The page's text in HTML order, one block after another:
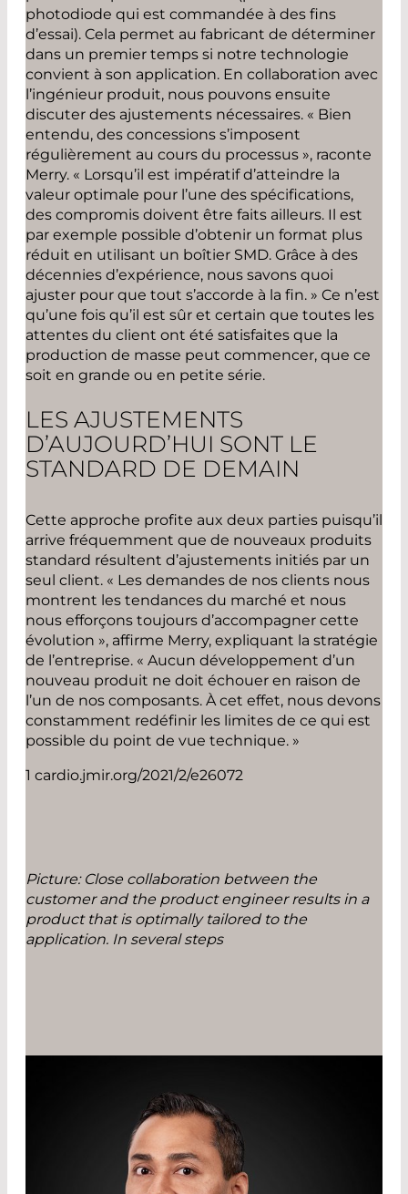
photodiode qui est commandée à des fins
d’essai). Cela permet au fabricant de déterminer
dans un premier temps si notre technologie
convient à son application. En collaboration avec
l’ingénieur produit, nous pouvons ensuite
discuter des ajustements nécessaires. « Bien
entendu, des concessions s’imposent
régulièrement au cours du processus », raconte
Merry. « Lorsqu’il est impératif d’atteindre la
valeur optimale pour l’une des spécifications,
des compromis doivent être faits ailleurs. Il est
par exemple possible d’obtenir un format plus
réduit en utilisant un boîtier SMD. Grâce à des
décennies d’expérience, nous savons quoi
ajuster pour que tout s’accorde à la fin. » Ce n’est
qu’une fois qu’il est sûr et certain que toutes les
attentes du client ont été satisfaites que la
production de masse peut commencer, que ce
soit en grande ou en petite série.
LES AJUSTEMENTS
D’AUJOURD’HUI SONT LE
STANDARD DE DEMAIN
Cette approche profite aux deux parties puisqu’il
arrive fréquemment que de nouveaux produits
standard résultent d’ajustements initiés par un
seul client. « Les demandes de nos clients nous
montrent les tendances du marché et nous
nous efforçons toujours d’accompagner cette
évolution », affirme Merry, expliquant la stratégie
de l’entreprise. « Aucun développement d’un
nouveau produit ne doit échouer en raison de
l’un de nos composants. À cet effet, nous devons
constamment redéfinir les limites de ce qui est
possible du point de vue technique. »
1 cardio.jmir.org/2021/2/e26072
Picture: Close collaboration between the
customer and the product engineer results in a
product that is optimally tailored to the
application. In several steps